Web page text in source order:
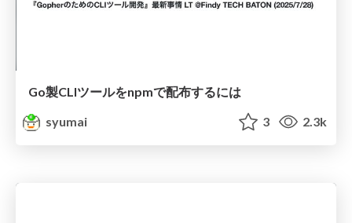
Go製CLIツールをnpmで配布するには
syumai
3 2.3k